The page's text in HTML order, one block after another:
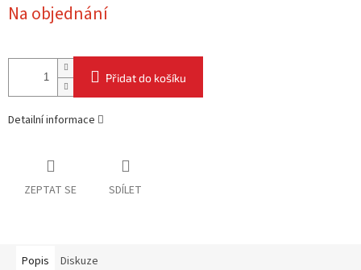
cena:
Na objednání
Přidat do košíku
Detailní informace
ZEPTAT SE SDÍLET
Popis Diskuze